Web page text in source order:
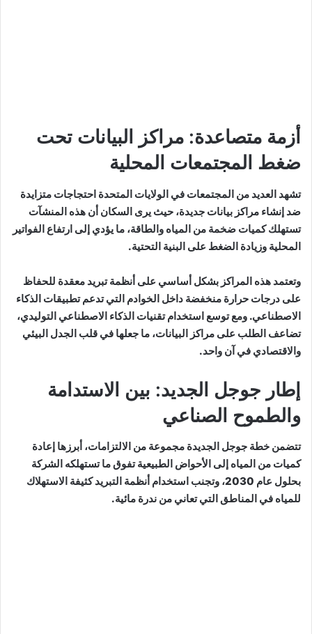
أزمة متصاعدة: مراكز البيانات تحت
ضغط المجتمعات المحلية
تشهد العديد من المجتمعات في الولايات المتحدة احتجاجات متزايدة
ضد إنشاء مراكز بيانات جديدة، حيث يرى السكان أن هذه المنشآت
تستهلك كميات ضخمة من المياه والطاقة، ما يؤدي إلى ارتفاع الفواتير
المحلية وزيادة الضغط على البنية التحتية.
وتعتمد هذه المراكز بشكل أساسي على أنظمة تبريد معقدة للحفاظ
على درجات حرارة منخفضة داخل الخوادم التي تدعم تطبيقات الذكاء
الاصطناعي. ومع توسع استخدام تقنيات الذكاء الاصطناعي التوليدي،
تضاعف الطلب على مراكز البيانات، ما جعلها في قلب الجدل البيئي
والاقتصادي في آن واحد.
إطار جوجل الجديد: بين الاستدامة
والطموح الصناعي
تتضمن خطة جوجل الجديدة مجموعة من الالتزامات، أبرزها إعادة
كميات من المياه إلى الأحواض الطبيعية تفوق ما تستهلكه الشركة
بحلول عام 2030، وتجنب استخدام أنظمة التبريد كثيفة الاستهلاك
للمياه في المناطق التي تعاني من ندرة مائية.